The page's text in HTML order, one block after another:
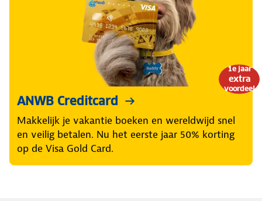
1e jaar
extra
voordeel
ANWB Creditcard
Makkelijk je vakantie boeken en wereldwijd snel
en veilig betalen. Nu het eerste jaar 50% korting
op de Visa Gold Card.